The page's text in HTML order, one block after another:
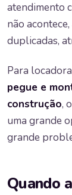
atendimento
não
duplicadas,
Para
pegue e
construção,
uma grande
grande
Quando